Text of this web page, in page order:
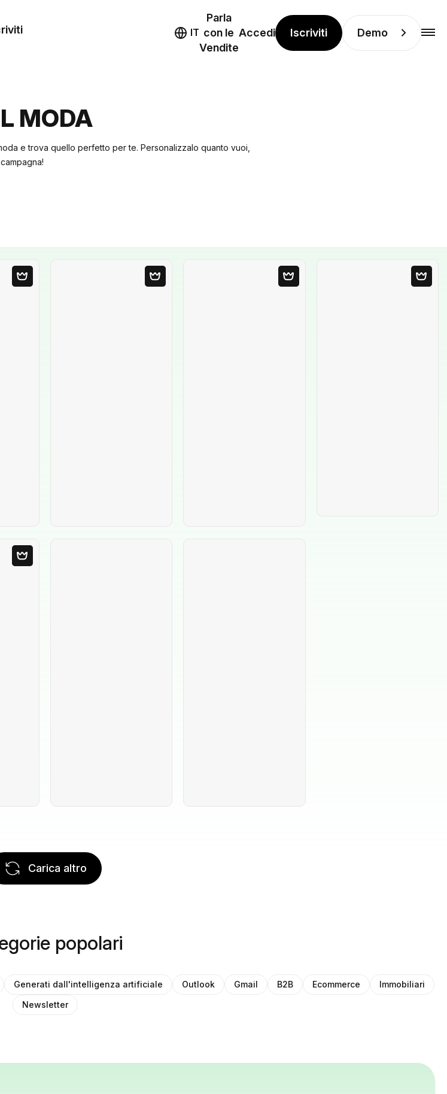
IT
Parla
con le
Vendite
Accedi Iscriviti Demo
MODA
e trova quello perfetto per te. Personalizzalo quanto vuoi,
Carica altro
popolari
Generati dall'intelligenza artificiale Outlook Gmail B2B Ecommerce
Immobiliari
Newsletter